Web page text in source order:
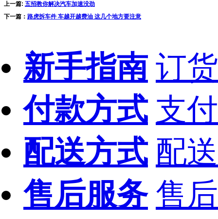
上一篇: 五招教你解决汽车加速没劲
下一篇： 路虎拆车件 车越开越费油 这几个地方要注意
新手指南 订
付款方式 支
配送方式 配
售后服务 售